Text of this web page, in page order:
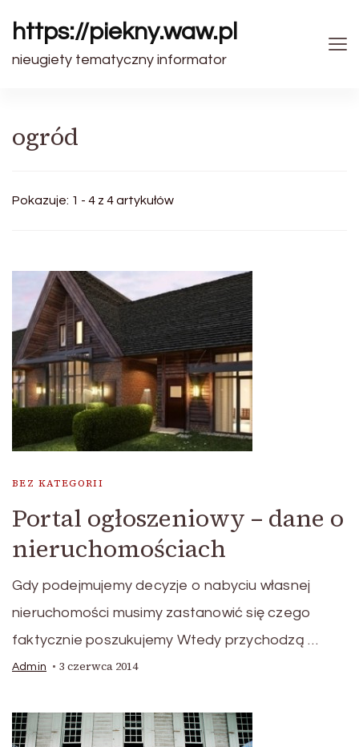
https://piekny.waw.pl
nieugiety tematyczny informator
ogród
Pokazuje: 1 - 4 z 4 artykułów
BEZ KATEGORII
Portal ogłoszeniowy – dane o
nieruchomościach
Gdy podejmujemy decyzje o nabyciu własnej
nieruchomości musimy zastanowić się czego
faktycznie poszukujemy Wtedy przychodzą …
Admin 3 czerwca 2014